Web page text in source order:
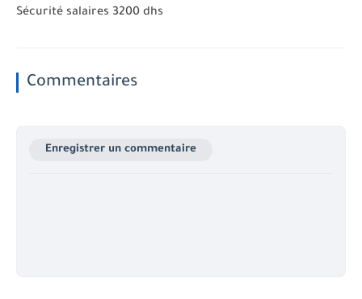
Sécurité salaires 3200 dhs
Commentaires
Enregistrer un commentaire